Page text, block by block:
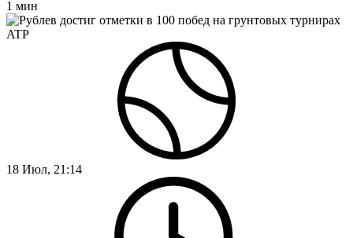
1 мин
18 Июл, 21:14